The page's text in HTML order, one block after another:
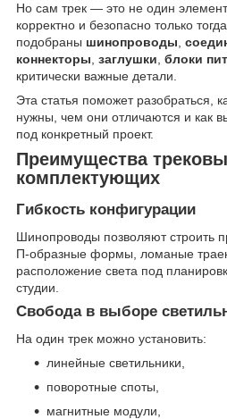
Но сам трек — это не один
корректно и безопасно только
подобраны шинопроводы,
коннекторы, заглушки, блоки
критически важные детали.
Эта статья поможет разобраться,
нужны, чем они отличаются и как
под конкретный проект.
Преимущества
комплектующих
Гибкость конфигурации
Шинопроводы позволяют строить
П-образные формы, ломаные
расположение света под
студии.
Свобода в выборе
На один трек можно установить:
линейные светильники,
поворотные споты,
магнитные модули,